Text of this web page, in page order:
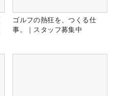
ゴルフの熱狂を、つくる仕
事。｜スタッフ募集中